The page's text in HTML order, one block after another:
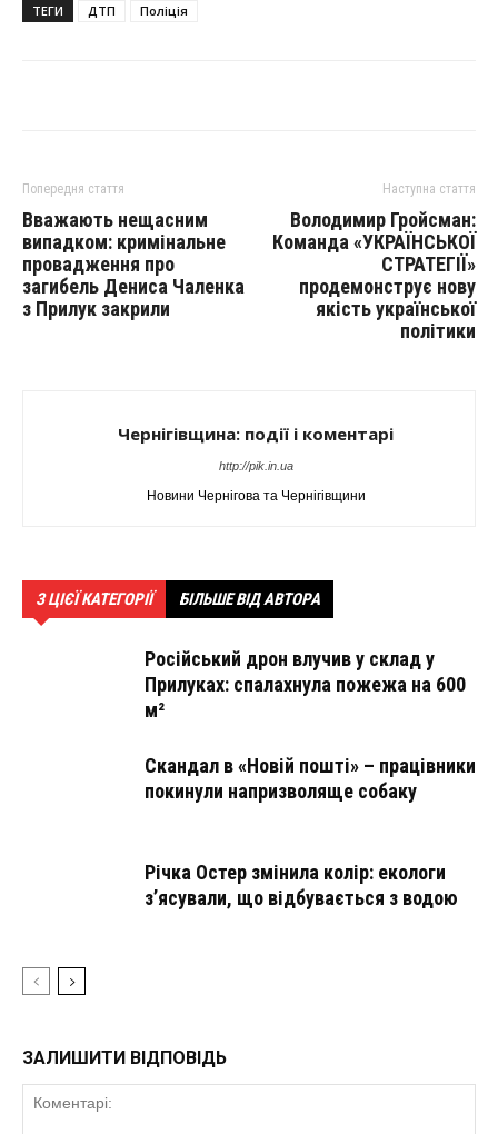
ТЕГИ ДТП Поліція
Попередня стаття
Вважають нещасним
випадком: кримінальне
провадження про
загибель Дениса Чаленка
з Прилук закрили
Наступна стаття
Володимир Гройсман:
Команда «УКРАЇНСЬКОЇ
СТРАТЕГІЇ»
продемонструє нову
якість української
політики
Чернігівщина: події і коментарі
http://pik.in.ua
Новини Чернігова та Чернігівщини
З ЦІЄЇ КАТЕГОРІЇ БІЛЬШЕ ВІД АВТОРА
Російський дрон влучив у склад у
Прилуках: спалахнула пожежа на 600
м²
Скандал в «Новій пошті» – працівники
покинули напризволяще собаку
Річка Остер змінила колір: екологи
з’ясували, що відбувається з водою
ЗАЛИШИТИ ВІДПОВІДЬ